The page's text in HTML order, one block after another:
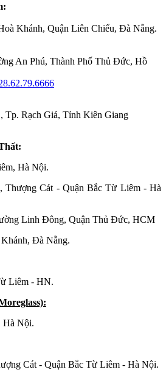
Khánh, Quận Liên Chiểu, Đà Nẵng.
An Phú, Thành Phố Thủ Đức, Hồ
Tp. Rạch Giá, Tỉnh Kiên Giang
Hà Nội.
Cát - Quận Bắc Từ Liêm - Hà
Linh Đông, Quận Thủ Đức, HCM
Đà Nẵng.
Liêm - HN.
Hà Nội.
Cát - Quận Bắc Từ Liêm - Hà Nội.